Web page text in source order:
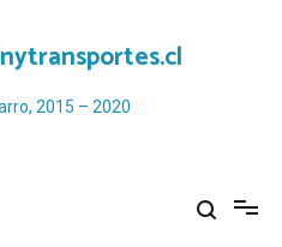
2015 – 2020